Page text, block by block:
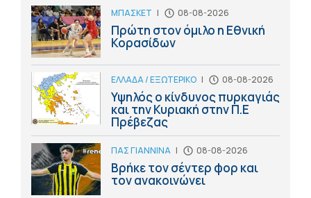
ΜΠΑΣΚΕΤ | 08-08-2026
Πρώτη στον όμιλο η Εθνική
Κορασίδων
ΕΛΛΑΔΑ / ΕΞΩΤΕΡΙΚΟ | 08-08-2026
Υψηλός ο κίνδυνος πυρκαγιάς
και την Κυριακή στην Π.Ε
Πρέβεζας
ΠΑΣ ΓΙΑΝΝΙΝΑ | 08-08-2026
Βρήκε τον σέντερ φορ και
τον ανακοινώνει